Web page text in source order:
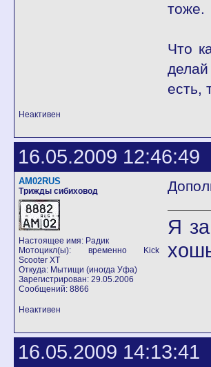
тоже.
Что
есть,
Неактивен
16.05.2009 12:46:49
AM02RUS
Трижды сибиховод
Настоящее имя: Радик
Мотоцикл(ы): временно Kick
Scooter XT
Откуда: Мытищи (иногда Уфа)
Зарегистрирован: 29.05.2006
Сообщений: 8866
Я
Неактивен
16.05.2009 14:13:41